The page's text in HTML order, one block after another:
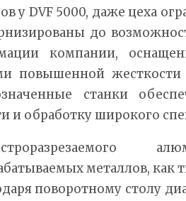
у DVF 5000, даже цеха
до
компании,
повышенной
станки
и обработку широкого
металлов, как
поворотному столу